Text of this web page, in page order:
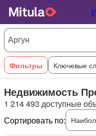
Фильтры Ключевые
Недвижимость
1 214 493 доступные
Сортировать по: